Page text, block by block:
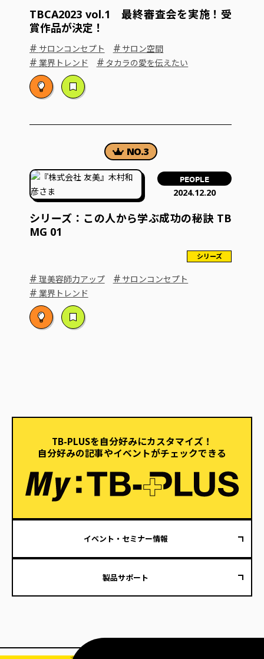
TBCA2023 vol.1 最終審査会を実施！受
賞作品が決定！
# サロンコンセプト # サロン空間
# 業界トレンド # タカラの愛を伝えたい
PEOPLE
2024.12.20
シリーズ：この人から学ぶ成功の秘訣 TB
MG 01
シリーズ
# 理美容師力アップ # サロンコンセプト
# 業界トレンド
TB-PLUSを自分好みにカスタマイズ！
自分好みの記事やイベントがチェックできる
イベント・セミナー情報
製品サポート